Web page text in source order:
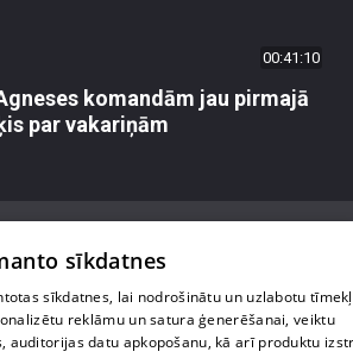
00:41:10
komandām jau pirmajā
par vakariņām
sīkdatnes
sīkdatnes, lai nodrošinātu un uzlabotu
reklāmu un satura ģenerēšanai, veiktu
auditorijas datu apkopošanu, kā arī produktu